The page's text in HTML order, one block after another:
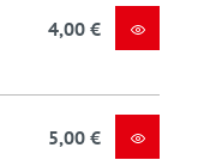
4,00 €
5,00 €